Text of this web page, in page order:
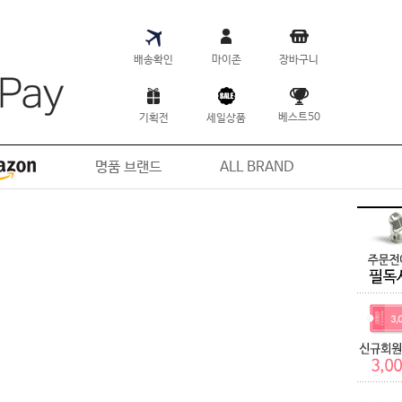
배송확인 마이존 장바구니
기획전 세일상품 베스트50
명품 브랜드 ALL BRAND